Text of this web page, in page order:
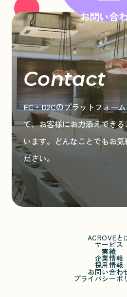
Contact
EC・D2Cのプラットフォー
て、お客様にお力添えでき
います。どんなことでもお
ださい。
お問い合
ACROVEと
サービス
実績
企業情報
採用情報
お問い合わ
プライバシーポ